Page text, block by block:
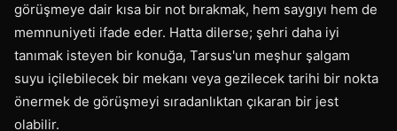
görüşmeye dair kısa bir not bırakmak, hem saygıyı hem de
memnuniyeti ifade eder. Hatta dilerse; şehri daha iyi
tanımak isteyen bir konuğa, Tarsus'un meşhur şalgam
suyu içilebilecek bir mekanı veya gezilecek tarihi bir nokta
önermek de görüşmeyi sıradanlıktan çıkaran bir jest
olabilir.